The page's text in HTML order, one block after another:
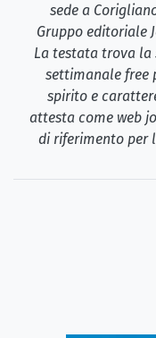
sede a
Gruppo editoriale
La testata trova la
settimanale free
spirito e
attesta come web
di riferimento per